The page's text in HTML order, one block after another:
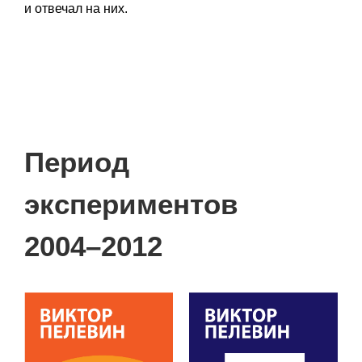
и отвечал на них.
Период
экспериментов
2004–2012